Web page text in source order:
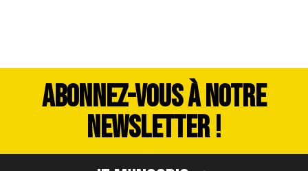
ABONNEZ-VOUS À NOTRE
NEWSLETTER !